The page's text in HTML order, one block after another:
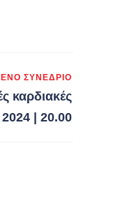
ΣΥΝΈΔΡΙΟ
καρδιακές
| 20.00